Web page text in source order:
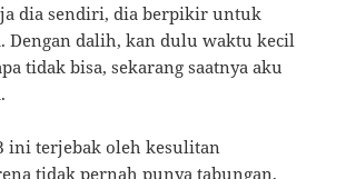
dia sendiri, dia berpikir untuk
Dengan dalih, kan dulu waktu kecil
tidak bisa, sekarang saatnya aku
ini terjebak oleh kesulitan
tidak pernah punya tabungan,